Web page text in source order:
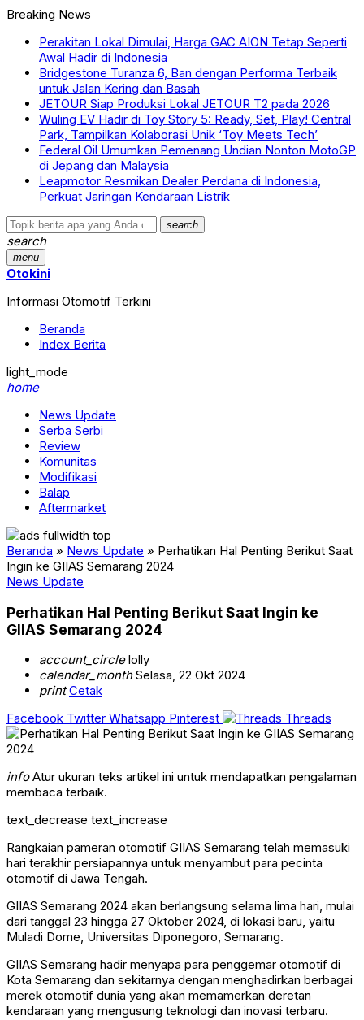
Breaking News
Perakitan Lokal Dimulai, Harga GAC AION Tetap Seperti
Awal Hadir di Indonesia
Bridgestone Turanza 6, Ban dengan Performa Terbaik
untuk Jalan Kering dan Basah
JETOUR Siap Produksi Lokal JETOUR T2 pada 2026
Wuling EV Hadir di Toy Story 5: Ready, Set, Play! Central
Park, Tampilkan Kolaborasi Unik ‘Toy Meets Tech’
Federal Oil Umumkan Pemenang Undian Nonton MotoGP
di Jepang dan Malaysia
Leapmotor Resmikan Dealer Perdana di Indonesia,
Perkuat Jaringan Kendaraan Listrik
search
search
menu
Otokini
Informasi Otomotif Terkini
Beranda
Index Berita
light_mode
home
News Update
Serba Serbi
Review
Komunitas
Modifikasi
Balap
Aftermarket
Beranda » News Update » Perhatikan Hal Penting Berikut Saat
Ingin ke GIIAS Semarang 2024
News Update
Perhatikan Hal Penting Berikut Saat Ingin ke
GIIAS Semarang 2024
account_circlelolly
calendar_monthSelasa, 22 Okt 2024
print Cetak
Facebook Twitter Whatsapp Pinterest Threads
infoAtur ukuran teks artikel ini untuk mendapatkan pengalaman
membaca terbaik.
text_decrease text_increase
Rangkaian pameran otomotif GIIAS Semarang telah memasuki
hari terakhir persiapannya untuk menyambut para pecinta
otomotif di Jawa Tengah.
GIIAS Semarang 2024 akan berlangsung selama lima hari, mulai
dari tanggal 23 hingga 27 Oktober 2024, di lokasi baru, yaitu
Muladi Dome, Universitas Diponegoro, Semarang.
GIIAS Semarang hadir menyapa para penggemar otomotif di
Kota Semarang dan sekitarnya dengan menghadirkan berbagai
merek otomotif dunia yang akan memamerkan deretan
kendaraan yang mengusung teknologi dan inovasi terbaru.